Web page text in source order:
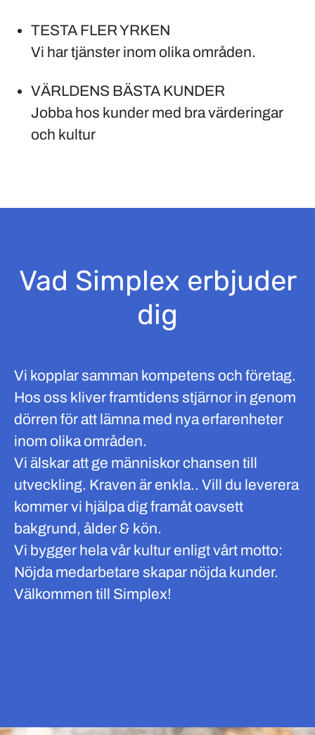
TESTA FLER YRKEN
Vi har tjänster inom olika områden.
VÄRLDENS BÄSTA KUNDER
Jobba hos kunder med bra värderingar
och kultur
Vad Simplex erbjuder
dig
Vi kopplar samman kompetens och företag.
Hos oss kliver framtidens stjärnor in genom
dörren för att lämna med nya erfarenheter
inom olika områden.
Vi älskar att ge människor chansen till
utveckling. Kraven är enkla.. Vill du leverera
kommer vi hjälpa dig framåt oavsett
bakgrund, ålder & kön.
Vi bygger hela vår kultur enligt vårt motto:
Nöjda medarbetare skapar nöjda kunder.
Välkommen till Simplex!